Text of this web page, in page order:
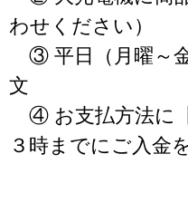
わせください）
③ 平日（月曜～
文
④ お支払方法に
３時までにご入金